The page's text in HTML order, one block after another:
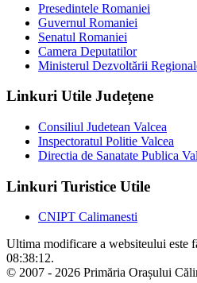
Presedintele Romaniei
Guvernul Romaniei
Senatul Romaniei
Camera Deputatilor
Ministerul Dezvoltării
Linkuri Utile Județene
Consiliul Judetean Valcea
Inspectoratul Politie Valcea
Directia de Sanatate Publica
Linkuri Turistice Utile
CNIPT Calimanesti
Ultima modificare a websiteului este
08:38:12.
© 2007 - 2026 Primăria Orașului